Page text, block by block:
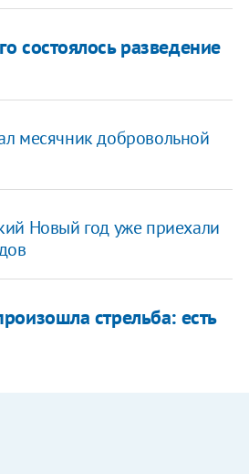
состоялось разведение
месячник добровольной
Новый год уже приехали
стрельба: есть